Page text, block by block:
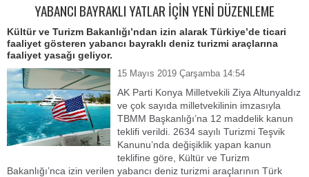
YABANCI BAYRAKLI YATLAR İÇİN YENİ DÜZENLEME
Kültür ve Turizm Bakanlığı’ndan izin alarak Türkiye’de ticari
faaliyet gösteren yabancı bayraklı deniz turizmi araçlarına
faaliyet yasağı geliyor.
15 Mayıs 2019 Çarşamba 14:54
AK Parti Konya Milletvekili Ziya Altunyaldız
ve çok sayıda milletvekilinin imzasıyla
TBMM Başkanlığı’na 12 maddelik kanun
teklifi verildi. 2634 sayılı Turizmi Teşvik
Kanunu’nda değişiklik yapan kanun
teklifine göre, Kültür ve Turizm
Bakanlığı’nca izin verilen yabancı deniz turizmi araçlarının Türk